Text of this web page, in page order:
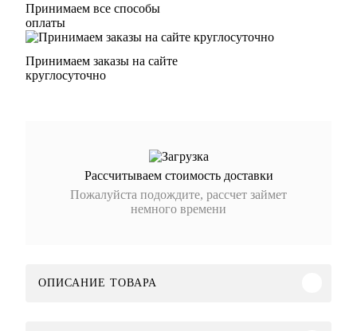
Принимаем все способы
оплаты
Принимаем заказы на сайте
круглосуточно
Рассчитываем стоимость доставки
Пожалуйста подождите, рассчет займет
немного времени
ОПИСАНИЕ ТОВАРА